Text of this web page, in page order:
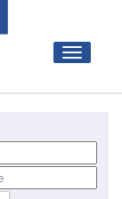
Toggle